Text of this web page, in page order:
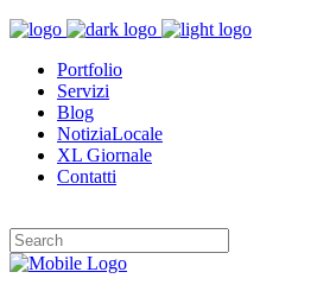
Portfolio
Servizi
Blog
NotiziaLocale
XL Giornale
Contatti